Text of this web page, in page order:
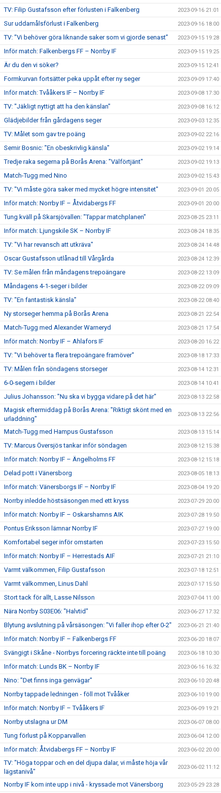
TV: Filip Gustafsson efter förlusten i Falkenberg 2023-09-16 21:01
Sur uddamålsförlust i Falkenberg 2023-09-16 18:00
TV: ”Vi behöver göra liknande saker som vi gjorde senast” 2023-09-15 19:28
Inför match: Falkenbergs FF – Norrby IF 2023-09-15 19:25
Är du den vi söker? 2023-09-15 12:41
Formkurvan fortsätter peka uppåt efter ny seger 2023-09-09 17:40
Inför match: Tvååkers IF – Norrby IF 2023-09-08 17:30
TV: "Jäkligt nyttigt att ha den känslan" 2023-09-08 16:12
Glädjebilder från gårdagens seger 2023-09-03 12:35
TV: Målet som gav tre poäng 2023-09-02 22:16
Semir Bosnic: "En obeskrivlig känsla" 2023-09-02 19:14
Tredje raka segerna på Borås Arena: "Välförtjänt" 2023-09-02 19:13
Match-Tugg med Nino 2023-09-02 15:43
TV: "Vi måste göra saker med mycket högre intensitet" 2023-09-01 20:05
Inför match: Norrby IF – Åtvidabergs FF 2023-09-01 20:00
Tung kväll på Skarsjövallen: "Tappar matchplanen" 2023-08-25 23:11
Inför match: Ljungskile SK – Norrby IF 2023-08-24 18:35
TV: "Vi har revansch att utkräva" 2023-08-24 14:48
Oscar Gustafsson utlånad till Vårgårda 2023-08-24 12:39
TV: Se målen från måndagens trepoängare 2023-08-22 13:09
Måndagens 4-1-seger i bilder 2023-08-22 09:09
TV: "En fantastisk känsla" 2023-08-22 08:40
Ny storseger hemma på Borås Arena 2023-08-21 22:54
Match-Tugg med Alexander Warneryd 2023-08-21 17:54
Inför match: Norrby IF – Ahlafors IF 2023-08-20 16:22
TV: "Vi behöver ta flera trepoängare framöver" 2023-08-18 17:33
TV: Målen från söndagens storseger 2023-08-14 12:31
6-0-segern i bilder 2023-08-14 10:41
Julius Johansson: "Nu ska vi bygga vidare på det här" 2023-08-13 22:58
Magisk eftermiddag på Borås Arena: "Riktigt skönt med en
urladdning"
2023-08-13 22:56
Match-Tugg med Hampus Gustafsson 2023-08-13 15:14
TV: Marcus Översjös tankar inför söndagen 2023-08-12 15:38
Inför match: Norrby IF – Ängelholms FF 2023-08-12 15:18
Delad pott i Vänersborg 2023-08-05 18:13
Inför match: Vänersborgs IF – Norrby IF 2023-08-04 19:20
Norrby inledde höstsäsongen med ett kryss 2023-07-29 20:00
Inför match: Norrby IF – Oskarshamns AIK 2023-07-28 19:50
Pontus Eriksson lämnar Norrby IF 2023-07-27 19:00
Komfortabel seger inför omstarten 2023-07-23 15:50
Inför match: Norrby IF – Herrestads AIF 2023-07-21 21:10
Varmt välkommen, Filip Gustafsson 2023-07-18 12:51
Varmt välkommen, Linus Dahl 2023-07-17 15:50
Stort tack för allt, Lasse Nilsson 2023-07-04 11:00
Nära Norrby S03E06: "Halvtid" 2023-06-27 17:32
Blytung avslutning på vårsäsongen: "Vi faller ihop efter 0-2" 2023-06-21 21:40
Inför match: Norrby IF – Falkenbergs FF 2023-06-20 18:07
Svängigt i Skåne - Norrbys forcering räckte inte till poäng 2023-06-18 10:30
Inför match: Lunds BK – Norrby IF 2023-06-16 16:32
Nino: "Det finns inga genvägar" 2023-06-10 20:48
Norrby tappade ledningen - föll mot Tvååker 2023-06-10 19:00
Inför match: Norrby IF – Tvååkers IF 2023-06-09 19:21
Norrby utslagna ur DM 2023-06-07 08:00
Tung förlust på Kopparvallen 2023-06-04 12:00
Inför match: Åtvidabergs FF – Norrby IF 2023-06-02 20:00
TV: "Höga toppar och en del djupa dalar, vi måste höja vår
lägstanivå"
2023-06-02 11:12
Norrby IF kom inte upp i nivå - kryssade mot Vänersborg 2023-05-29 23:28